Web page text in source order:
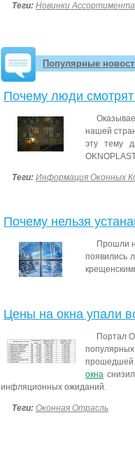
Теги: Новинки Ассортимента
Популярные
Почему люди
нашей
эту тему
Теги: Информация Оконных
Почему нельзя
Прошли
появились
Цены на окна упали
Портал
прошедшей
окна
инфляционных ожиданий.
Теги: Оконная Отрасль